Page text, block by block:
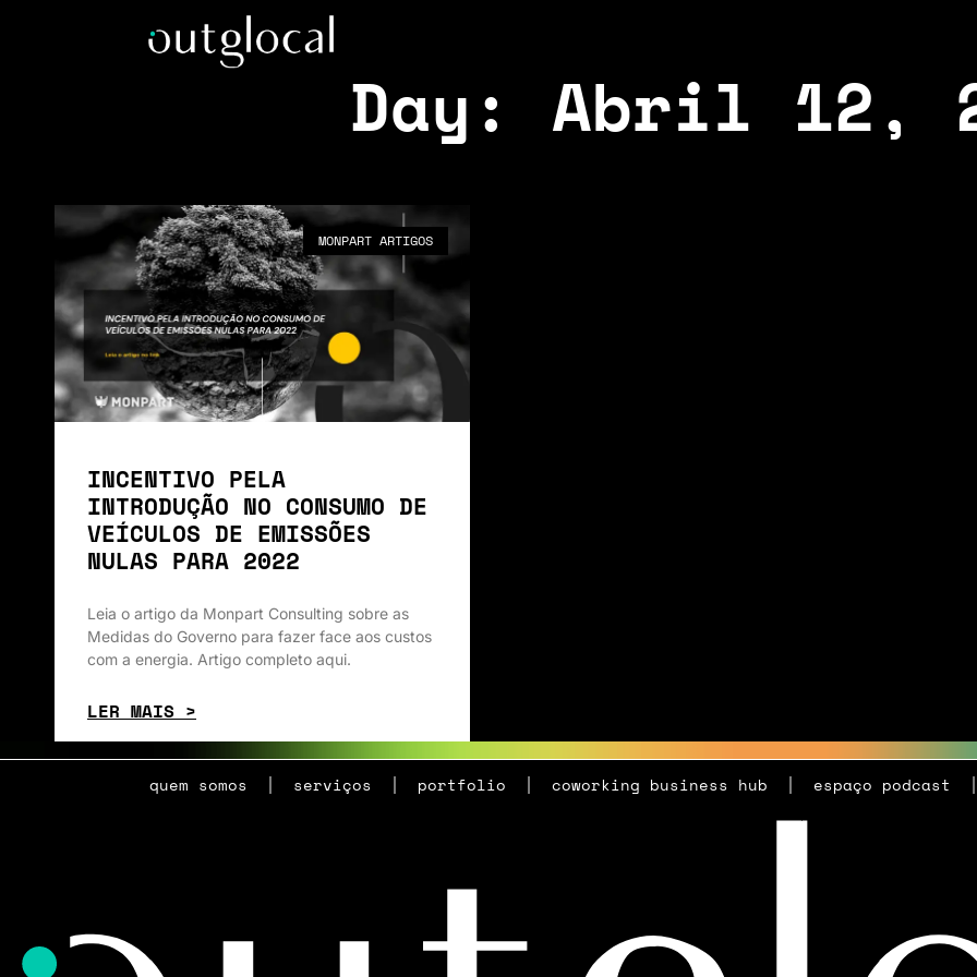
Day: Abril 12,
MONPART ARTIGOS
INCENTIVO PELA
INTRODUÇÃO NO CONSUMO DE
VEÍCULOS DE EMISSÕES
NULAS PARA 2022
Leia o artigo da Monpart Consulting sobre as
Medidas do Governo para fazer face aos custos
com a energia. Artigo completo aqui.
LER MAIS >
quem somos serviços portfolio coworking business hub espaço podcast